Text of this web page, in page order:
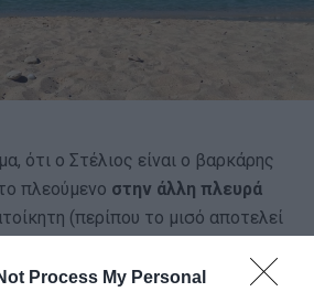
Process My Personal
ότι ο Στέλιος είναι ο βαρκάρης
πλεούμενο στην άλλη πλευρά
(περίπου το μισό αποτελεί
τρόπο. Εκτός, βέβαια, κι αν